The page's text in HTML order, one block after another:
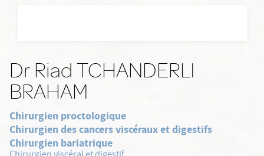
Dr Riad TCHANDERLI
BRAHAM
Chirurgien proctologique
Chirurgien des cancers viscéraux et digestifs
Chirurgien bariatrique